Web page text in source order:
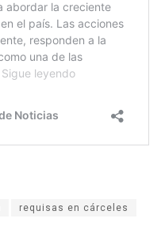
requisas en cárceles